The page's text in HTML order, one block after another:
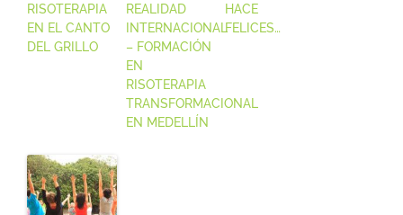
RISOTERAPIA
EN EL CANTO
DEL GRILLO
REALIDAD
INTERNACIONAL
– FORMACIÓN
EN
RISOTERAPIA
TRANSFORMACIONAL
EN MEDELLÍN
HACE
FELICES…